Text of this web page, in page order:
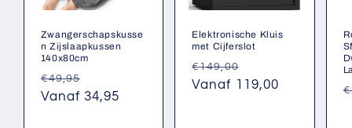
Zwangerschapskusse
n Zijslaapkussen
140x80cm
Normale
prijs
€49,95
Aanbiedingsprijs
Vanaf 34,95
Elektronische Kluis
met Cijferslot
Normale
prijs
€149,00
Vanaf 119,00